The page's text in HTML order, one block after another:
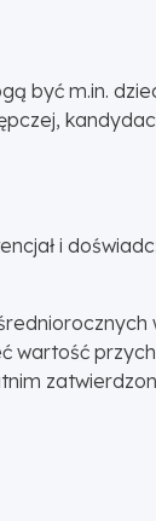
być m.in.
i
wartość